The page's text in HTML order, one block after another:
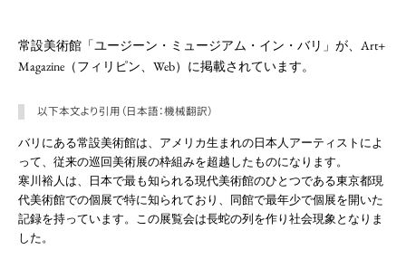
常設美術館「ユージーン・ミュージアム・イン・バリ」が、Art+
Magazine（フィリピン、Web）に掲載されています。
以下本文より引用（日本語：機械翻訳）
バリにある常設美術館は、アメリカ生まれの日本人アーティストによ
って、従来の巡回美術展の枠組みを超越したものになります。
寒川裕人は、日本で最も知られる現代美術館のひとつである東京都現
代美術館での個展で特に知られており、同館で最年少で個展を開いた
記録を持っています。この展覧会は長蛇の列を作り社会現象となりま
した。